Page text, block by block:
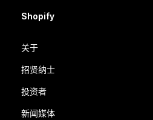
Shopify
关于
招贤纳士
投资者
新闻媒体